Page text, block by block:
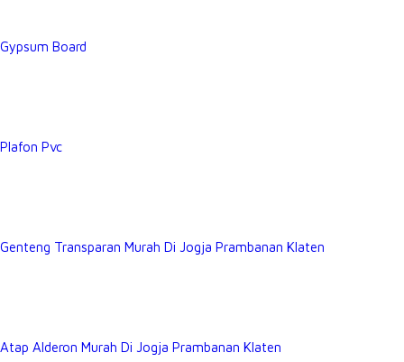
Gypsum Board
Plafon Pvc
Genteng Transparan Murah Di Jogja Prambanan Klaten
Atap Alderon Murah Di Jogja Prambanan Klaten